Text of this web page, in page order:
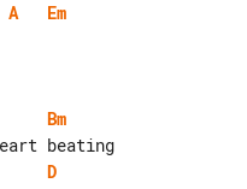
A
Em
Bm
D